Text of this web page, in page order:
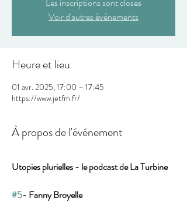
Voir d'autres événements
Heure et lieu
01 avr. 2025, 17:00 – 17:45
https://www.jetfm.fr/
À propos de l'événement
Utopies plurielles - le podcast de La Turbine
#5- Fanny Broyelle